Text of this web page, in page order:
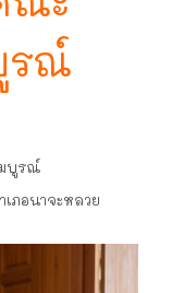
รณ์
มบูรณ์
ภอนาจะหลวย